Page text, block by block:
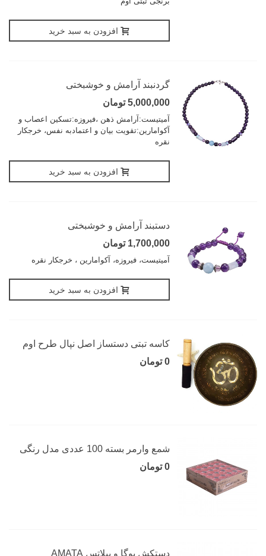
افزودن به سبد خرید
گردنبند آرامش و خوشبختی
5,000,000 تومان
آمیتیست:آرامش ذهن ،فیروزه:تسکین اعصاب و
آکوامارین:تقویت بیان و اعتمادبه نفس، خرجکار
نقره
افزودن به سبد خرید
دستبند آرامش و خوشبختی
1,700,000 تومان
آمیتیست، فیروزه، آکوامارین ، خرجکار نقره
افزودن به سبد خرید
کاسه تبتی دستساز اصل نپال طرح اوم
0 تومان
شمع وارمر بسته 100 عددی مدل رنگی
0 تومان
دستکش یوگا و پیلاتس AMATA